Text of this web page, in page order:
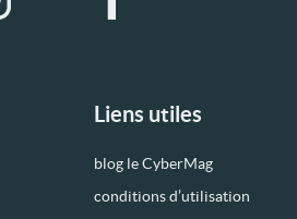
Liens utiles
blog le CyberMag
conditions d’utilisation